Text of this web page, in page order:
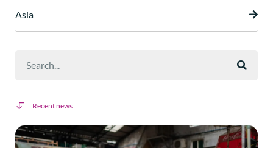
Asia
Recent news